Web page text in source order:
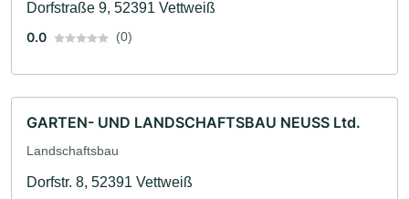
Dorfstraße 9, 52391 Vettweiß
0.0
(0)
GARTEN- UND LANDSCHAFTSBAU NEUSS Ltd.
Landschaftsbau
Dorfstr. 8, 52391 Vettweiß